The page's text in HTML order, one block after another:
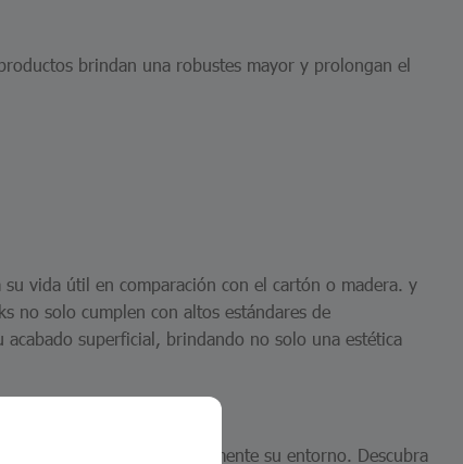
brindan una robustes mayor y prolongan el
vida útil en comparación con el cartón o madera. y
no solo cumplen con altos estándares de
superficial, brindando no solo una estética
pieza que mejora visualmente su entorno. Descubra